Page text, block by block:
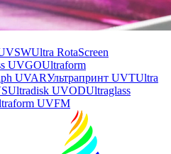
Ultra RotaScreen
UVGOUltraform
UVARУльтрапринт UVTUltra
Ultradisk UVODUltraglass
UVFM